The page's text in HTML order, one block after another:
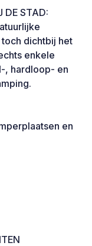
DE STAD:
dichtbij het
enkele
, hardloop- en
en